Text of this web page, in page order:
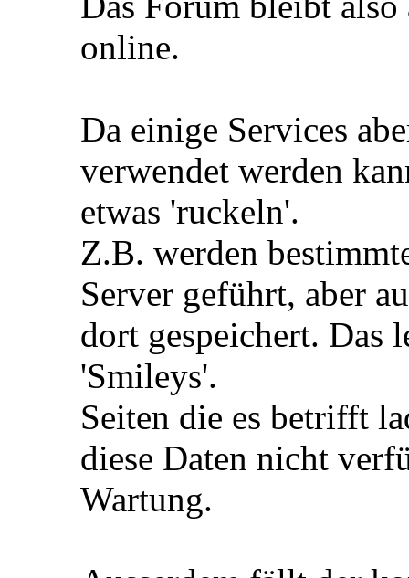
online.
Da einige Services
verwendet werden
etwas 'ruckeln'.
Z.B. werden
Server geführt, aber
dort gespeichert. Das
'Smileys'.
Seiten die es betrifft
diese Daten nicht
Wartung.